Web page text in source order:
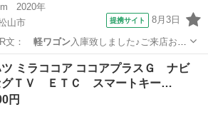
2020年
山市
提携サイト 8月3日
文： 軽ワゴン入庫致しました♪ご来店お待
スト
ツ ミラココア ココアプラスＧ ナビ
グＴＶ ＥＴＣ スマートキー…
円